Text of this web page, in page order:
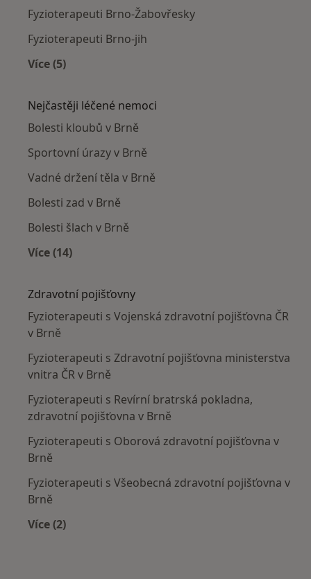
Fyzioterapeuti Brno-Žabovřesky
Fyzioterapeuti Brno-jih
Více (5)
Nejčastěji léčené nemoci
Bolesti kloubů v Brně
Sportovní úrazy v Brně
Vadné držení těla v Brně
Bolesti zad v Brně
Bolesti šlach v Brně
Více (14)
Zdravotní pojišťovny
Fyzioterapeuti s Vojenská zdravotní pojišťovna ČR
v Brně
Fyzioterapeuti s Zdravotní pojišťovna ministerstva
vnitra ČR v Brně
Fyzioterapeuti s Revírní bratrská pokladna,
zdravotní pojišťovna v Brně
Fyzioterapeuti s Oborová zdravotní pojišťovna v
Brně
Fyzioterapeuti s Všeobecná zdravotní pojišťovna v
Brně
Více (2)